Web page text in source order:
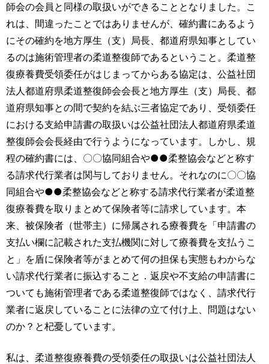
師会の会員と同様の取扱いができることとなりました。こ
れは、間違ったことではありませんが、確約書にあるよう
にその確約を地方厚生（支）局長、都道府県知事としてい
るのは施術管理者の柔道整復師であるということ。柔道整
復療養費受領委任がはじまってからある協定は、公益社団
法人都道府県柔道整復師会会長と地方厚生（支）局長、都
道府県知事との間で契約を結ぶ三者協定であり、受領委任
における支給申請書の取扱いは公益社団法人都道府県柔道
整復師会会長経由で行うようになっています。しかし、規
程の確約書には、〇〇協同組合や●●柔整協会などと称す
る請求代行業者は関与しておりません。それなのに〇〇協
同組合や●●柔整協会などと称する請求代行業者が柔道整
復療養費を取りまとめて保険者等に請求しています。本
来、被保険者（世帯主）に帰属される療養費を「申請書の
支払い欄に記載された支払機関に対して療養費を支払うこ
と」を盾に保険者等がまとめて何の担保も実態もわからな
い請求代行業者に振込すること．返戻や不支給の申請書に
ついても施術管理者である柔道整復師ではなく、請求代行
業者に返戻していることに法律の立て付け上、問題はない
のか？と杞憂しています。
私は、柔道整復療養費の受領委任の取扱いは公益社団法人